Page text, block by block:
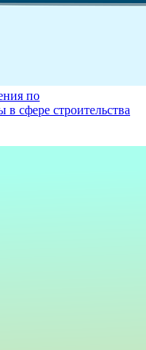
по
сфере строительства